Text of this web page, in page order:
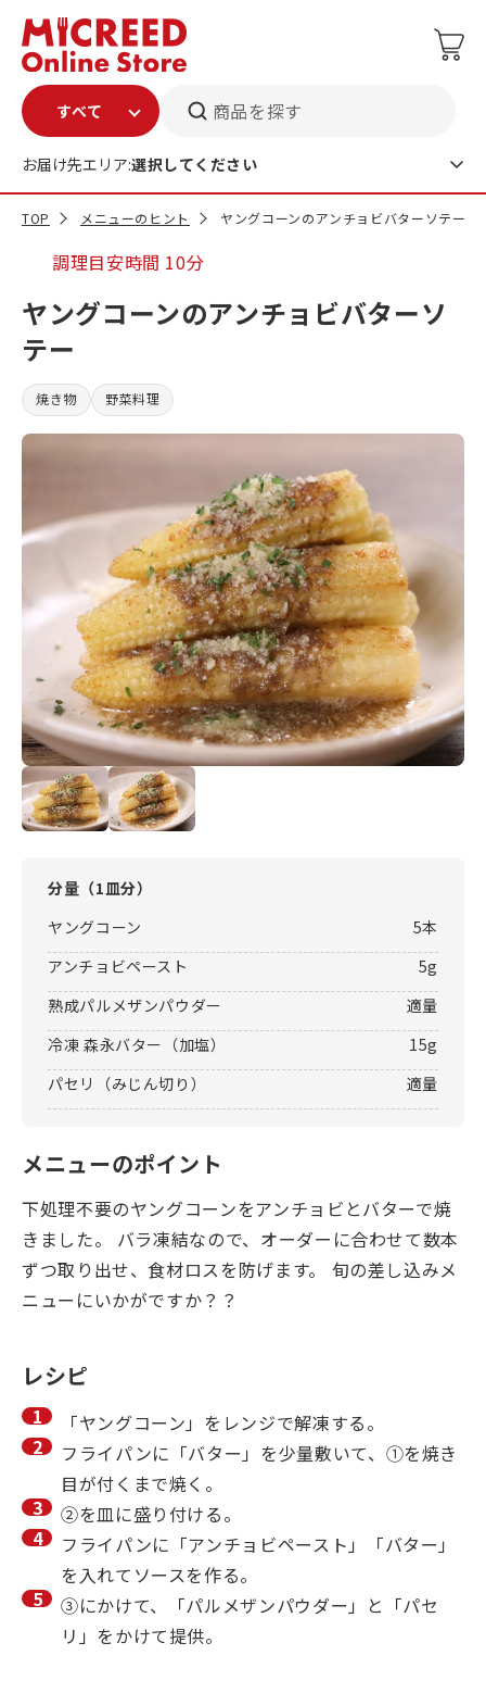
商品を探す
お届け先エリア:選択してください
TOP メニューのヒント ヤングコーンのアンチョビバターソテー
調理目安時間 10分
ヤングコーンのアンチョビバターソ
テー
焼き物 野菜料理
分量（1皿分）
ヤングコーン
5本
アンチョビペースト
5g
熟成パルメザンパウダー
適量
冷凍 森永バター（加塩）
15g
パセリ（みじん切り）
適量
メニューのポイント
下処理不要のヤングコーンをアンチョビとバターで焼
きました。 バラ凍結なので、オーダーに合わせて数本
ずつ取り出せ、食材ロスを防げます。 旬の差し込みメ
ニューにいかがですか？？
レシピ
「ヤングコーン」をレンジで解凍する。
フライパンに「バター」を少量敷いて、①を焼き
目が付くまで焼く。
②を皿に盛り付ける。
フライパンに「アンチョビペースト」「バター」
を入れてソースを作る。
③にかけて、「パルメザンパウダー」と「パセ
リ」をかけて提供。